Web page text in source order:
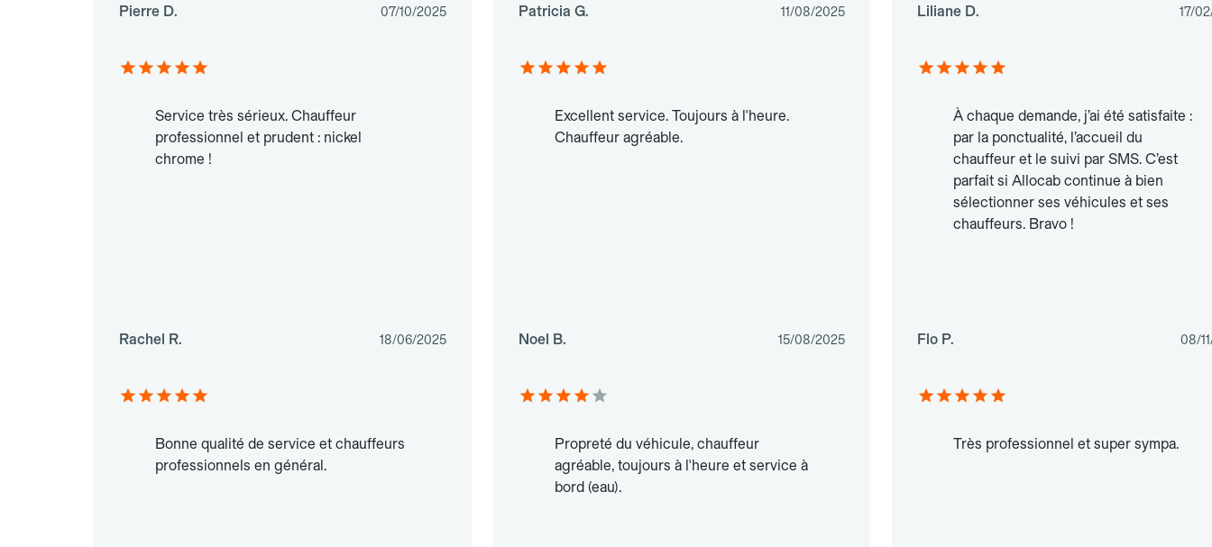
Pierre D. 07/10/2025 Patricia G. 11/08/2025 Liliane D. 17/
Service très sérieux. Chauffeur
professionnel et prudent : nickel
chrome !
Rachel R. 18/06/2025
Excellent service. Toujours à l'heure.
Chauffeur agréable.
Noel B. 15/08/2025
À chaque demande, j’ai été satisfaite :
par la ponctualité, l’accueil du
chauffeur et le suivi par SMS. C’est
parfait si Allocab continue à bien
sélectionner ses véhicules et ses
chauffeurs. Bravo !
Flo P. 08/
Bonne qualité de service et chauffeurs
professionnels en général.
Propreté du véhicule, chauffeur
agréable, toujours à l'heure et service à
bord (eau).
Très professionnel et super sympa.